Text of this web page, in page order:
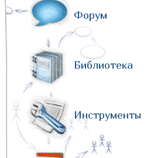
Форум
Библиотека
Инструменты